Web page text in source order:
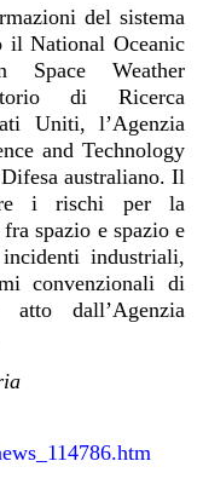
del sistema
il National Oceanic
Space Weather
di Ricerca
Uniti, l’Agenzia
and Technology
australiano. Il
i rischi per la
spazio e spazio e
industriali,
convenzionali di
dall’Agenzia